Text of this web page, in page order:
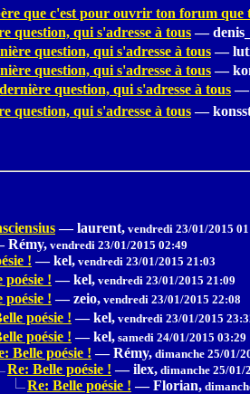
que c'est pour ouvrir ton forum que
question, qui s'adresse à tous —
question, qui s'adresse à tous —
question, qui s'adresse à tous —
question, qui s'adresse à tous —
question, qui s'adresse à tous —
— laurent, vendredi 23/01/2015
Rémy, vendredi 23/01/2015 02:49
! — kel, vendredi 23/01/2015 21:03
poésie ! — kel, vendredi 23/01/2015 21:09
poésie ! — zeio, vendredi 23/01/2015 22:08
poésie ! — kel, vendredi 23/01/2015
poésie ! — kel, samedi 24/01/2015 03:29
Belle poésie ! — Rémy, dimanche 25/01/
Re: Belle poésie ! — ilex, dimanche 25/01/
Re: Belle poésie ! — Florian,